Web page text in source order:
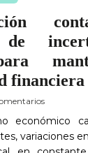
financiera
económico
variaciones